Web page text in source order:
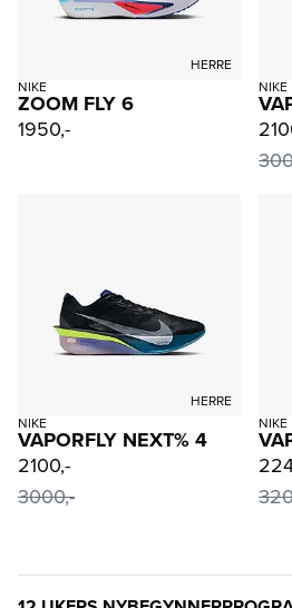
HERRE
NIKE
ZOOM FLY 6
1950,-
NIKE
HERRE
NIKE
VAPORFLY NEXT% 4
2100,-
3000,-
NIKE